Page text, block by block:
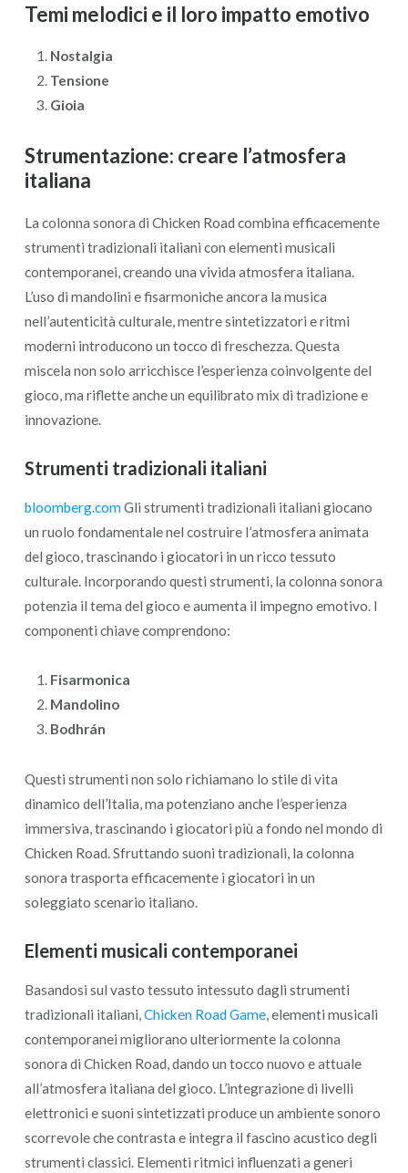
Temi melodici e il loro impatto emotivo
Nostalgia
Tensione
Gioia
Strumentazione: creare l’atmosfera
italiana
La colonna sonora di Chicken Road combina efficacemente
strumenti tradizionali italiani con elementi musicali
contemporanei, creando una vivida atmosfera italiana.
L’uso di mandolini e fisarmoniche ancora la musica
nell’autenticità culturale, mentre sintetizzatori e ritmi
moderni introducono un tocco di freschezza. Questa
miscela non solo arricchisce l’esperienza coinvolgente del
gioco, ma riflette anche un equilibrato mix di tradizione e
innovazione.
Strumenti tradizionali italiani
bloomberg.comGli strumenti tradizionali italiani giocano
un ruolo fondamentale nel costruire l’atmosfera animata
del gioco, trascinando i giocatori in un ricco tessuto
culturale. Incorporando questi strumenti, la colonna sonora
potenzia il tema del gioco e aumenta il impegno emotivo. I
componenti chiave comprendono:
Fisarmonica
Mandolino
Bodhrán
Questi strumenti non solo richiamano lo stile di vita
dinamico dell’Italia, ma potenziano anche l’esperienza
immersiva, trascinando i giocatori più a fondo nel mondo di
Chicken Road. Sfruttando suoni tradizionali, la colonna
sonora trasporta efficacemente i giocatori in un
soleggiato scenario italiano.
Elementi musicali contemporanei
Basandosi sul vasto tessuto intessuto dagli strumenti
tradizionali italiani,Chicken Road Game, elementi musicali
contemporanei migliorano ulteriormente la colonna
sonora di Chicken Road, dando un tocco nuovo e attuale
all’atmosfera italiana del gioco. L’integrazione di livelli
elettronici e suoni sintetizzati produce un ambiente sonoro
scorrevole che contrasta e integra il fascino acustico degli
strumenti classici. Elementi ritmici influenzati a generi